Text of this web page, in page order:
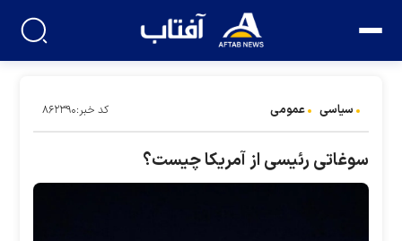
سیاسی عمومی کد خبر:۸۶۲۳۹۰
سوغاتی رئیسی از آمریکا چیست؟